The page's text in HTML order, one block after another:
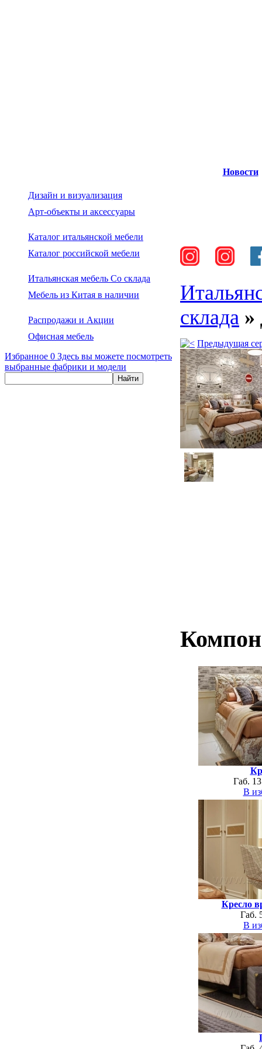
Дизайн и визуализация
Арт-объекты и аксессуары
Каталог итальянской мебели
Каталог российской мебели
Итальянская мебель Со склада
Мебель из Китая в наличии
Распродажи и Акции
Офисная мебель
Избранное 0 Здесь вы можете посмотреть
выбранные фабрики и модели
Новости
склада »
Предыдущая
Габ.
В
Кресло
Габ.
В